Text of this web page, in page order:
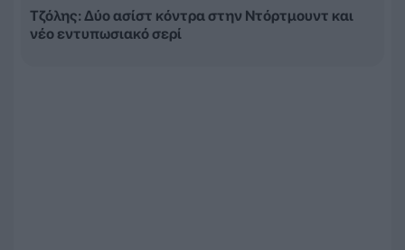
Τζόλης: Δύο ασίστ κόντρα στην Ντόρτμουντ και
νέο εντυπωσιακό σερί